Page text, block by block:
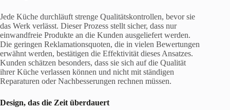
Jede Küche durchläuft strenge Qualitätskontrollen, bevor sie
das Werk verlässt. Dieser Prozess stellt sicher, dass nur
einwandfreie Produkte an die Kunden ausgeliefert werden.
Die geringen Reklamationsquoten, die in vielen Bewertungen
erwähnt werden, bestätigen die Effektivität dieses Ansatzes.
Kunden schätzen besonders, dass sie sich auf die Qualität
ihrer Küche verlassen können und nicht mit ständigen
Reparaturen oder Nachbesserungen rechnen müssen.
Design, das die Zeit überdauert